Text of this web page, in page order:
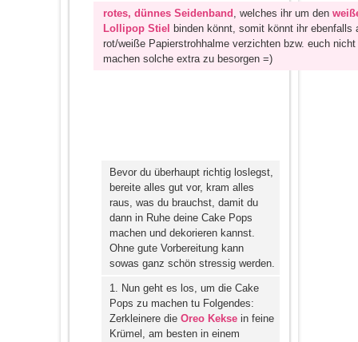
rotes, dünnes Seidenband , welches ihr um den
Lollipop Stiel
binden könnt, somit könnt ihr ebenfalls
rot/weiße Papierstrohhalme verzichten bzw. euch
machen solche extra zu besorgen =)
Bevor du überhaupt richtig loslegst,
bereite alles gut vor, kram alles
raus, was du brauchst, damit du
dann in Ruhe deine Cake Pops
machen und dekorieren kannst.
Ohne gute Vorbereitung kann
sowas ganz schön stressig werden.
1. Nun geht es los, um die Cake
Pops zu machen tu Folgendes:
Zerkleinere die Oreo Keksein feine
Krümel, am besten in einem